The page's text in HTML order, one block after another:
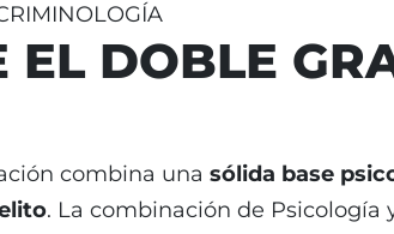
EL DOBLE
combina una sólida base
. La combinación de